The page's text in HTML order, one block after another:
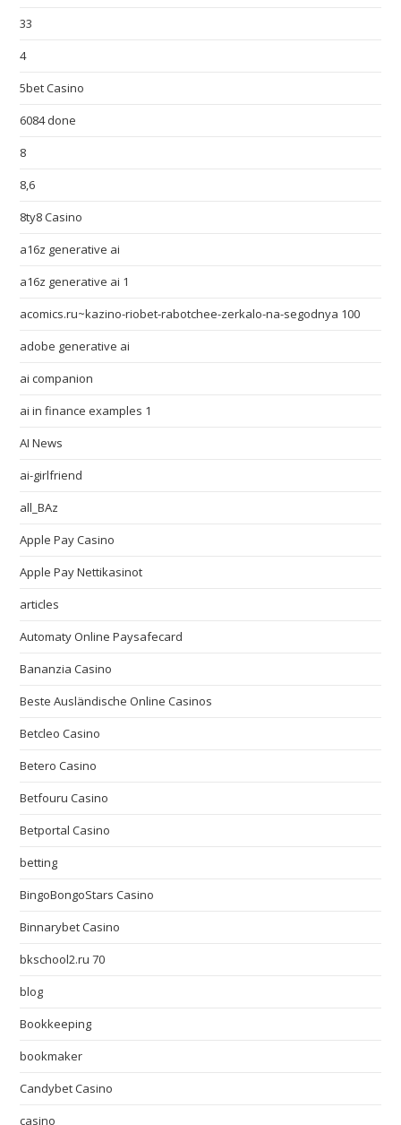
33
4
5bet Casino
6084 done
8
8,6
8ty8 Casino
a16z generative ai
a16z generative ai 1
acomics.ru~kazino-riobet-rabotchee-zerkalo-na-segodnya 100
adobe generative ai
ai companion
ai in finance examples 1
AI News
ai-girlfriend
all_BAz
Apple Pay Casino
Apple Pay Nettikasinot
articles
Automaty Online Paysafecard
Bananzia Casino
Beste Ausländische Online Casinos
Betcleo Casino
Betero Casino
Betfouru Casino
Betportal Casino
betting
BingoBongoStars Casino
Binnarybet Casino
bkschool2.ru 70
blog
Bookkeeping
bookmaker
Candybet Casino
casino